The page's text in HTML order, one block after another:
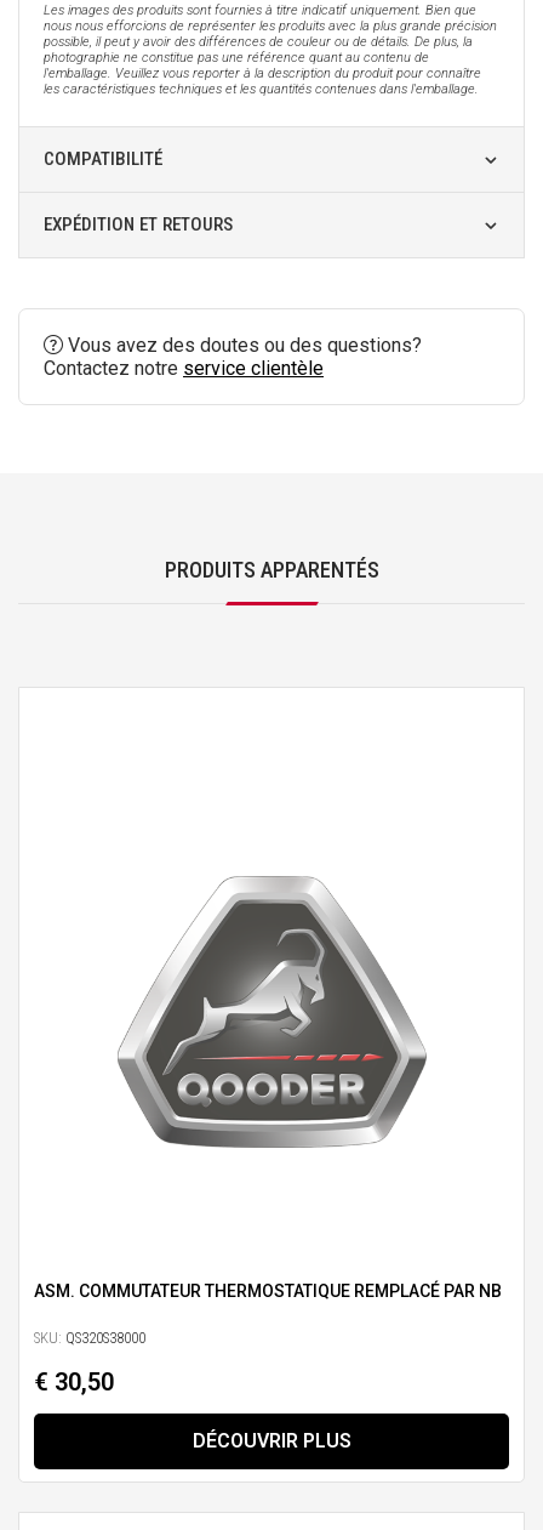
Les images des produits sont fournies à titre indicatif uniquement. Bien que
nous nous efforcions de représenter les produits avec la plus grande précision
possible, il peut y avoir des différences de couleur ou de détails. De plus, la
photographie ne constitue pas une référence quant au contenu de
l'emballage. Veuillez vous reporter à la description du produit pour connaître
les caractéristiques techniques et les quantités contenues dans l'emballage.
COMPATIBILITÉ
EXPÉDITION ET RETOURS
Vous avez des doutes ou des questions?
Contactez notre service clientèle
PRODUITS APPARENTÉS
ASM. COMMUTATEUR THERMOSTATIQUE REMPLACÉ PAR NB
SKU: QS320S38000
€ 30,50
DÉCOUVRIR PLUS